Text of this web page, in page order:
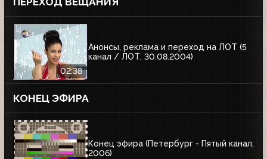
02:38
Анонсы, реклама и переход на ЛОТ (5
канал / ЛОТ, 30.08.2004)
КОНЕЦ ЭФИРА
Конец эфира (Петербург - Пятый канал,
2006)